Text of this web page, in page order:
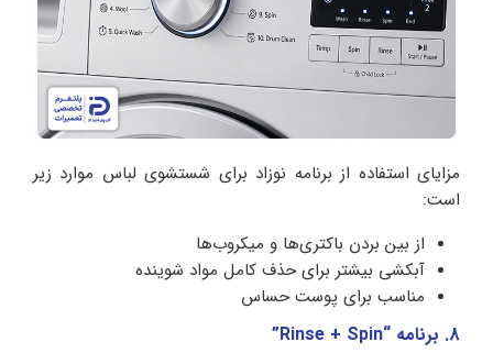
مزایای استفاده از برنامه نوزاد برای شستشوی لباس موارد زیر
است:
از بین بردن باکتری‌ها و میکروب‌ها
آبکشی بیشتر برای حذف کامل مواد شوینده
مناسب برای پوست حساس
8. برنامه “Rinse + Spin”